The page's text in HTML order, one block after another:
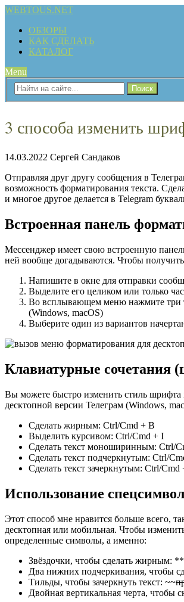
WEBTOUS.NET
ОБЗОРЫ
КАК СДЕЛАТЬ
КАТАЛОГ
Menu
3 способа изменить
14.03.2022 Сергей Сандаков
Отправляя друг другу сообщения в
возможность форматирования текста.
и многое другое делается в Telegram
Встроенная панель
Мессенджер имеет свою встроенную
ней вообще догадываются. Чтобы
Напишите в окне для отправки
Выделите его целиком или только
Во всплывающем меню нажмите три
(Windows, macOS)
Выберите один из вариантов
Клавиатурные сочетания
Вы можете быстро изменить стиль шрифта
десктопной версии Телеграм (Windows,
Сделать жирным: Ctrl/Cmd + B
Выделить курсивом: Ctrl/Cmd + I
Сделать текст моноширинным: Ctrl/
Сделать текст подчеркнутым: Ctrl/
Сделать текст зачеркнутым: Ctrl/
Использование
Этот способ мне нравится больше всего,
десктопная или мобильная. Чтобы
определенные символы, а именно:
Звёздочки, чтобы сделать жирным: **
Два нижних подчеркивания, чтобы
Тильды, чтобы зачеркнуть текст: ~~
Двойная вертикальная черта, чтобы